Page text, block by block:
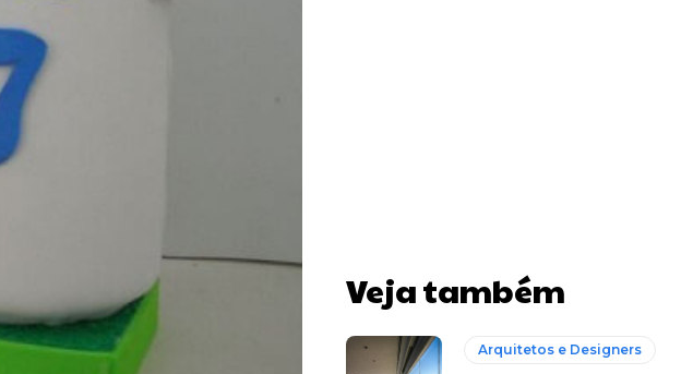
Veja também
Arquitetos e Designers